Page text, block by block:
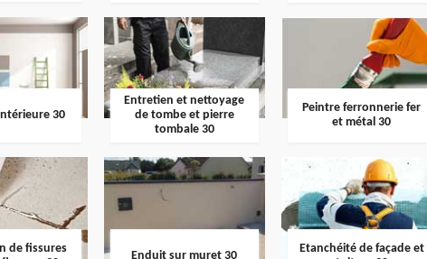
30
Entretien et nettoyage
de tombe et pierre
tombale 30
Peintre ferronnerie fer
et métal 30
de fissures
Enduit sur muret 30
Etanchéité de façade et